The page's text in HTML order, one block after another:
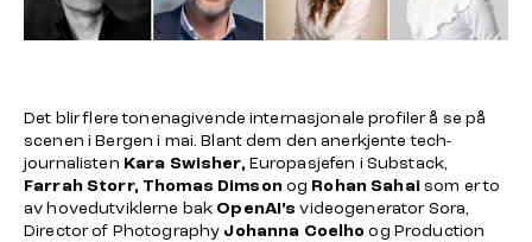
Det blir flere tonenagivende internasjonale profiler å se på
scenen i Bergen i mai. Blant dem den anerkjente tech-
journalisten Kara Swisher, Europasjefen i Substack,
Farrah Storr, Thomas Dimsonog Rohan Sahaisom er to
av hovedutviklerne bak OpenAI’s videogenerator Sora,
Director of Photography Johanna Coelhoog Production